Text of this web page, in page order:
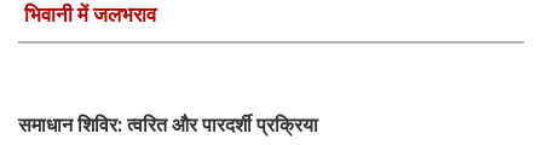
भिवानी में जलभराव
समाधान शिविर: त्वरित और पारदर्शी प्रक्रिया